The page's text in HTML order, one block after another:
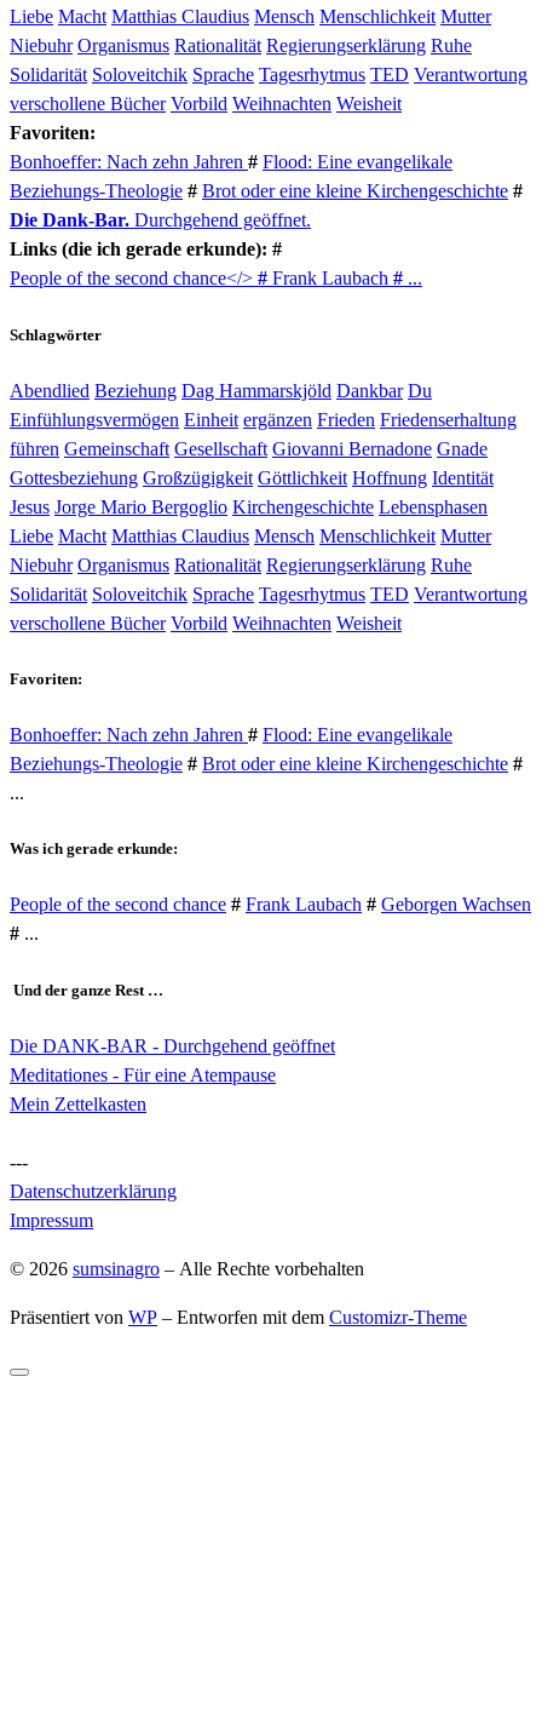
Liebe Macht Matthias Claudius Mensch Menschlichkeit Mutter
Niebuhr Organismus Rationalität Regierungserklärung Ruhe
Solidarität Soloveitchik Sprache Tagesrhytmus TED Verantwortung
verschollene Bücher Vorbild Weihnachten Weisheit
Favoriten:
Bonhoeffer: Nach zehn Jahren # Flood: Eine evangelikale
Beziehungs-Theologie # Brot oder eine kleine Kirchengeschichte #
Die Dank-Bar. Durchgehend geöffnet.
Links (die ich gerade erkunde): #
People of the second chance</> # Frank Laubach # ...
Schlagwörter
Abendlied Beziehung Dag Hammarskjöld Dankbar Du
Einfühlungsvermögen Einheit ergänzen Frieden Friedenserhaltung
führen Gemeinschaft Gesellschaft Giovanni Bernadone Gnade
Gottesbeziehung Großzügigkeit Göttlichkeit Hoffnung Identität
Jesus Jorge Mario Bergoglio Kirchengeschichte Lebensphasen
Liebe Macht Matthias Claudius Mensch Menschlichkeit Mutter
Niebuhr Organismus Rationalität Regierungserklärung Ruhe
Solidarität Soloveitchik Sprache Tagesrhytmus TED Verantwortung
verschollene Bücher Vorbild Weihnachten Weisheit
Favoriten:
Bonhoeffer: Nach zehn Jahren # Flood: Eine evangelikale
Beziehungs-Theologie # Brot oder eine kleine Kirchengeschichte #
...
Was ich gerade erkunde:
People of the second chance # Frank Laubach # Geborgen Wachsen
# ...
Und der ganze Rest …
Die DANK-BAR - Durchgehend geöffnet
Meditationes - Für eine Atempause
Mein Zettelkasten
---
Datenschutzerklärung
Impressum
© 2026 sumsinagro – Alle Rechte vorbehalten
Präsentiert von WP – Entworfen mit dem Customizr-Theme